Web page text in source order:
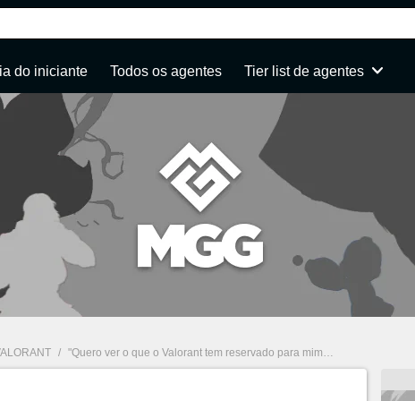
do iniciante Todos os agentes Tier list de agentes
/ "Quero ver o que o Valorant tem reservado para mim", diz Melao